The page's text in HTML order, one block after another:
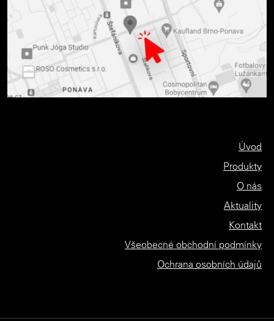
Úvod
Produkty
O nás
Aktuality
Kontakt
Všeobecné obchodní podmínky
Ochrana osobních údajů